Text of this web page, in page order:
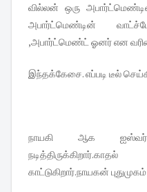
வில்லன் ஒரு
அபார்ட்மெண்டின்
,அபார்ட்மெண்ட் ஓனர் என
இந்தக்கேசை. எப்படி டீல்
நாயகி ஆக
காட்டுகிறார்.நாயகன்